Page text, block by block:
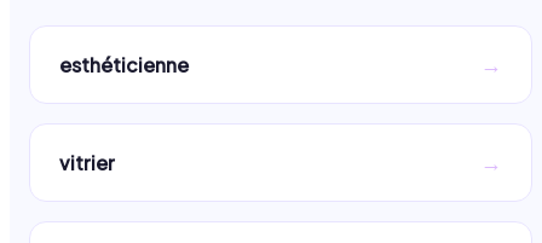
esthéticienne →
vitrier →